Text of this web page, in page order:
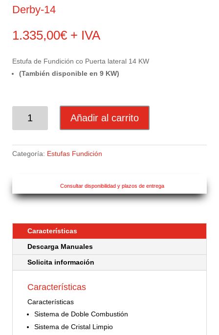
Derby-14
1.335,00€ + IVA
Estufa de Fundición co Puerta lateral 14 KW
(También disponible en 9 KW)
Añadir al carrito
Categoría: Estufas Fundición
Consultar disponibilidad y plazos de entrega
Características
Descarga Manuales
Solicita información
Características
Características
Sistema de Doble Combustión
Sistema de Cristal Limpio